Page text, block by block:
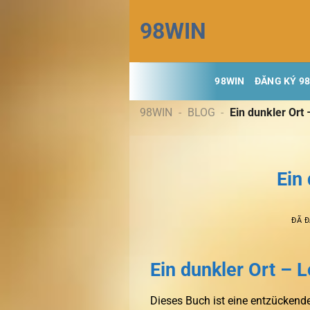
đến
nội
dung
98WIN
98WIN ĐĂNG KÝ
98WIN - BLOG - Ein dunkler Ort
Ein
ĐÃ
Ein dunkler Ort –
Dieses Buch ist eine